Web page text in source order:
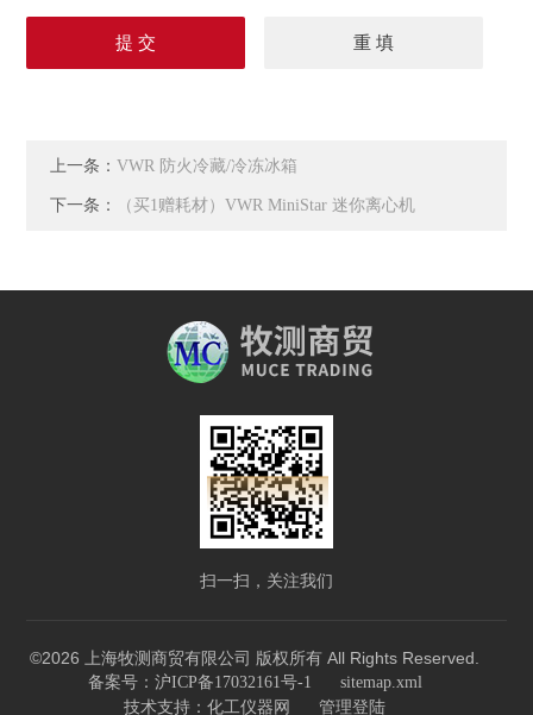
上一条：VWR 防火冷藏/冷冻冰箱
下一条： （买1赠耗材）VWR MiniStar 迷你离心机
扫一扫，关注我们
©2026 上海牧测商贸有限公司 版权所有 All Rights Reserved.
备案号：沪ICP备17032161号-1 sitemap.xml
技术支持： 化工仪器网 管理登陆